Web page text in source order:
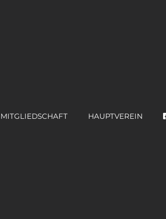
MITGLIEDSCHAFT HAUPTVEREIN